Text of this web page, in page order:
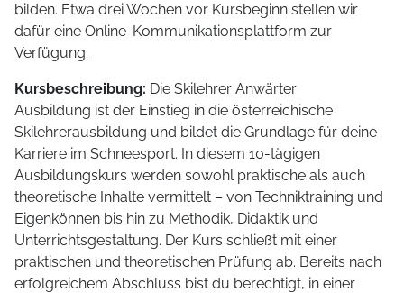
bilden. Etwa drei Wochen vor Kursbeginn stellen wir
dafür eine Online-Kommunikationsplattform zur
Verfügung.
Kursbeschreibung: Die Skilehrer Anwärter
Ausbildung ist der Einstieg in die österreichische
Skilehrerausbildung und bildet die Grundlage für deine
Karriere im Schneesport. In diesem 10-tägigen
Ausbildungskurs werden sowohl praktische als auch
theoretische Inhalte vermittelt – von Techniktraining und
Eigenkönnen bis hin zu Methodik, Didaktik und
Unterrichtsgestaltung. Der Kurs schließt mit einer
praktischen und theoretischen Prüfung ab. Bereits nach
erfolgreichem Abschluss bist du berechtigt, in einer